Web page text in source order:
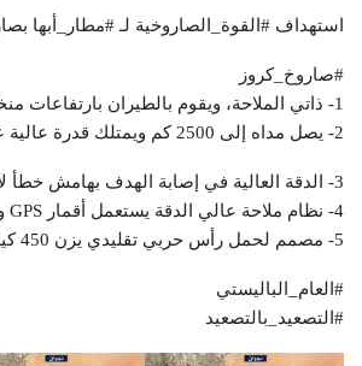
استهداف #القوة_الصاروخية لـ #مطار_أبها
#صاروخ_كروز
1- ذاتي الملاحة، ويقوم بالطيران بارتفاعات منخفضة.
2- يصل مداه إلى 2500 كم ويمتلك قدرة عالية على المناورة.
3- الدقة العالية في إصابة الهدف بهامش خطأ لا يتجاوز متر ونصف
4- نظام ملاحة عالي الدقة يستعمل أقمار GPS ومعالج حاسوبي
5- مصمم لحمل رأس حربي تقليدي يزن 450 كيلو غرام متفجر
#العام_الباليستي
#التصعيد_بالتصعيد